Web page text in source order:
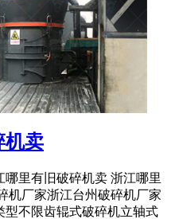
机卖
里有旧破碎机卖 浙江哪里
机厂家浙江台州破碎机厂家
型不限齿辊式破碎机立轴式